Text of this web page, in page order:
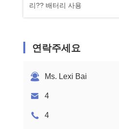
리?? 배터리 사용
연락주세요
Ms. Lexi Bai
4
4